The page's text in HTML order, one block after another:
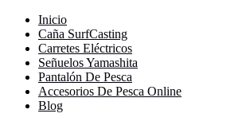
Inicio
Caña SurfCasting
Carretes Eléctricos
Señuelos Yamashita
Pantalón De Pesca
Accesorios De Pesca Online
Blog